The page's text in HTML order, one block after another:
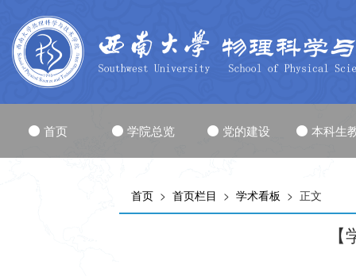
首页 学院总览 党的建设 本科生
首页 > 首页栏目 > 学术看板 > 正文